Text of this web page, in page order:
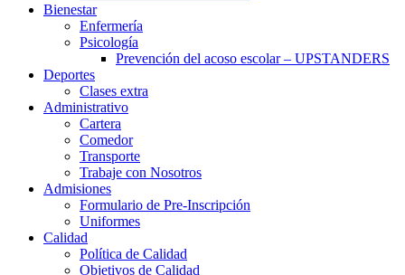
Bienestar
Enfermería
Psicología
Prevención del acoso escolar – UPSTANDERS
Deportes
Clases extra
Administrativo
Cartera
Comedor
Transporte
Trabaje con Nosotros
Admisiones
Formulario de Pre-Inscripción
Uniformes
Calidad
Política de Calidad
Objetivos de Calidad